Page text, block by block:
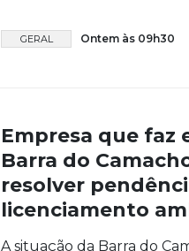
GERAL Ontem às 09h30
Empresa que faz
Barra do
resolver
licenciamento
A situação da Barra do